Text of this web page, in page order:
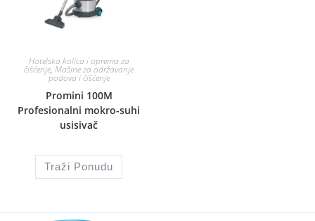
Hotelska kolica i oprema za
čišćenje, Mašine za održavanje
podova i čišćenje
Promini 100M
Profesionalni mokro-suhi
usisivač
Traži Ponudu